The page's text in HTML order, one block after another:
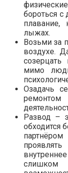
бороться с
плавание,
лыжах.
Возьми за
воздухе.
мимо
Озадачь
ремонтом
Развод –
обходится
слишком